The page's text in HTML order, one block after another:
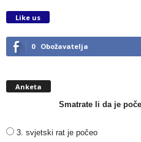
Like us
0 Obožavatelja
Anketa
Smatrate li da je
3. svjetski rat je počeo